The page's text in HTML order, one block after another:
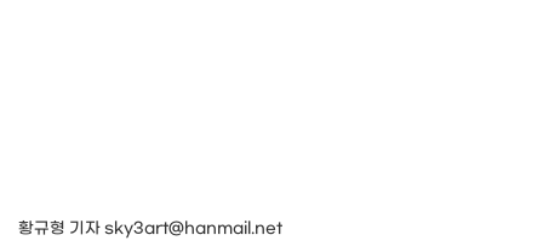
황규형 기자 sky3art@hanmail.net